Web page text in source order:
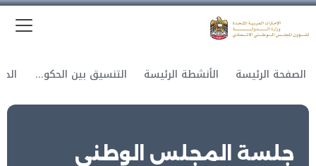
الصفحة الرئيسة الأنشطة الرئيسة التنسيق بين الحكومة والمجلس
جلسة المجلس الوطنى